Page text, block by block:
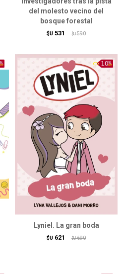
del molesto vecino del
bosque forestal
$U 531 $U 590
Lyniel. La gran boda
$U 621 $U 690